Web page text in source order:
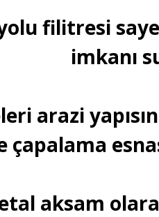
filitresi
imkanı
arazi
çapalama
aksam